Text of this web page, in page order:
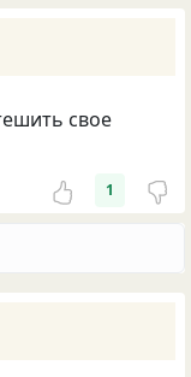
свое
1